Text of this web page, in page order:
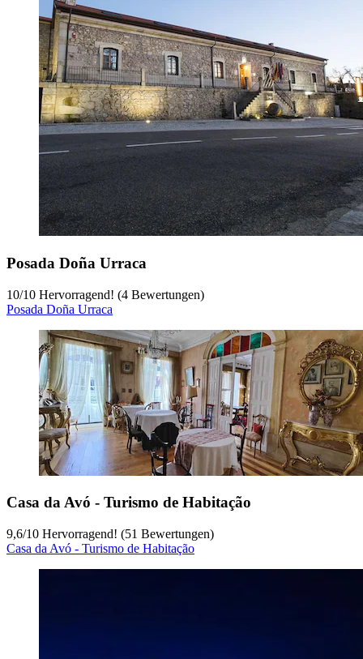
Posada Doña Urraca
10/10 Hervorragend! (4 Bewertungen)
Posada Doña Urraca
Casa da Avó - Turismo de Habitação
9,6/10 Hervorragend! (51 Bewertungen)
Casa da Avó - Turismo de Habitação